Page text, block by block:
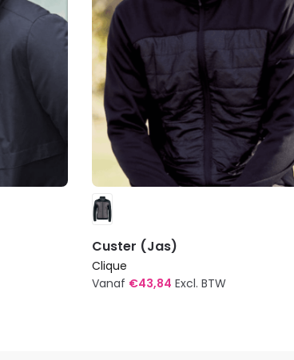
Custer (Jas)
Clique
Vanaf €43,84 Excl. BTW